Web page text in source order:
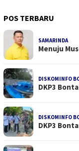
POS TERBARU
SAMARINDA
Menuju
DISKOMINFO
DKP3
DISKOMINFO
DKP3